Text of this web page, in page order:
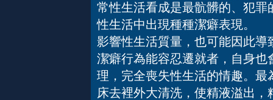
常性生活看成是最骯髒的、犯
性生活中出現種種潔癖表現。
影響性生活質量，也可能因此
潔癖行為能容忍遷就者，自身
理，完全喪失性生活的情趣。
床去裡外大清洗，使精液溢出